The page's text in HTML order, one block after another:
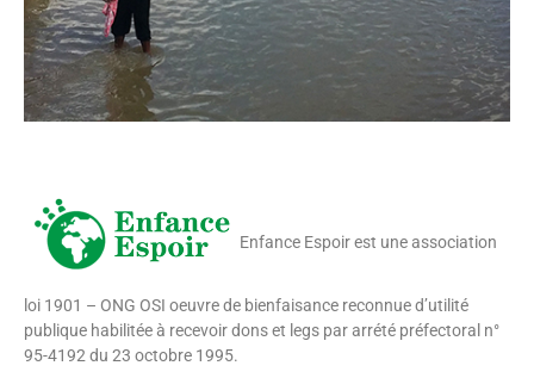
Enfance Espoir est une association
loi 1901 – ONG OSI oeuvre de bienfaisance reconnue d’utilité
publique habilitée à recevoir dons et legs par arrété préfectoral n°
95-4192 du 23 octobre 1995.